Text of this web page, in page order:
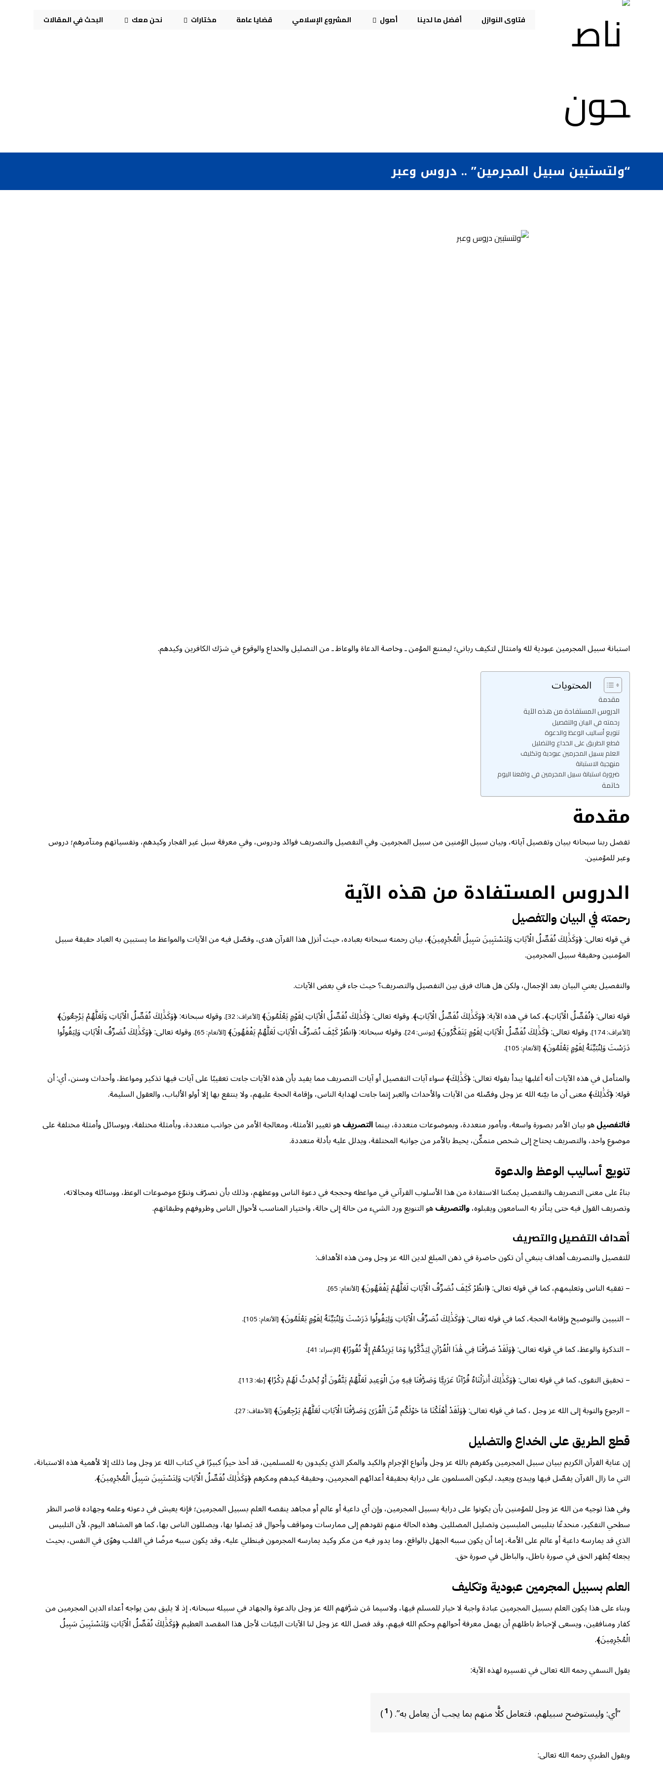
فتاوى النوازل أفضل ما لدينا أصول المشروع الإسلامي قضايا عامة مختارات نحن معك البحث في المقالات
“ولتستبين سبيل المجرمين” .. دروس وعبر
استبانة سبيل المجرمين عبودية لله وامتثال لتكيف رباني؛ ليمتنع المؤمن ـ وخاصة الدعاة والوعاظ ـ من التضليل والخداع والوقوع في شرَك الكافرين وكيدهم.
المحتويات
مقدمة
الدروس المستفادة من هذه الآية
رحمته في البيان والتفصيل
تنويع أساليب الوعظ والدعوة
قطع الطريق على الخداع والتضليل
العلم بسبيل المجرمين عبودية وتكليف
منهجية الاستبانة
ضرورة استبانة سبيل المجرمين في واقعنا اليوم
خاتمة
مقدمة
تفضل ربنا سبحانه ببيان وتفصيل آياته، وبيان سبيل الؤمنين من سبيل المجرمين. وفي التفصيل والتصريف فوائد ودروس، وفي معرفة سبل غير الفجار وكيدهم، ونفسياتهم ومتآمرهم؛ دروس
وعبر للمؤمنين.
الدروس المستفادة من هذه الآية
رحمته في البيان والتفصيل
في قوله تعالى: ﴿وَكَذَٰلِكَ نُفَصِّلُ الْآيَاتِ وَلِتَسْتَبِينَ سَبِيلُ الْمُجْرِمِينَ﴾، بيان رحمته سبحانه بعباده، حيث أنزل هذا القرآن هدى، وفصّل فيه من الآيات والمواعظ ما يستبين به العباد حقيقة سبيل
المؤمنين وحقيقة سبيل المجرمين.
والتفصيل يعني البيان بعد الإجمال، ولكن هل هناك فرق بين التفصيل والتصريف؟ حيث جاء في بعض الآيات.
قوله تعالى: ﴿نُفَصِّلُ الْآيَاتِ﴾، كما في هذه الآية: ﴿وَكَذَٰلِكَ نُفَصِّلُ الْآيَاتِ﴾. وقوله تعالى: ﴿كَذَٰلِكَ نُفَصِّلُ الْآيَاتِ لِقَوْمٍ يَعْلَمُونَ﴾[الأعراف: 32] . وقوله سبحانه: ﴿وَكَذَٰلِكَ نُفَصِّلُ الْآيَاتِ وَلَعَلَّهُمْ يَرْجِعُونَ﴾
[الأعراف: 174] . وقوله تعالى: ﴿كَذَٰلِكَ نُفَصِّلُ الْآيَاتِ لِقَوْمٍ يَتَفَكَّرُونَ﴾[يونس: 24] . وقوله سبحانه: ﴿انظُرْ كَيْفَ نُصَرِّفُ الْآيَاتِ لَعَلَّهُمْ يَفْقَهُونَ﴾[الأنعام: 65]
. وقوله تعالى: ﴿وَكَذَٰلِكَ نُصَرِّفُ الْآيَاتِ وَلِيَقُولُوا
دَرَسْتَ وَلِنُبَيِّنَهُ لِقَوْمٍ يَعْلَمُونَ﴾[الأنعام: 105]
.
والمتأمل في هذه الآيات أنه أغلبها يبدأ بقوله تعالى: ﴿كَذَٰلِكَ﴾ سواء آيات التفصيل أو آيات التصريف مما يفيد بأن هذه الآيات جاءت تعقيبًا على آيات فيها تذكير ومواعظ، وأحداث وسنن، أي: أن
قوله: ﴿كَذَٰلِكَ﴾ معنى أن ما بيّنه الله عز وجل وفصّله من الآيات والأحداث والعبر إنما جاءت لهداية الناس، وإقامة الحجة عليهم، ولا ينتفع بها إلا أولو الألباب، والعقول السليمة.
فالتفصيلهو بيان الأمر بصورة واسعة، وبأمور متعددة، وبموضوعات متعددة، بينماالتصريفهو تغيير الأمثلة، ومعالجة الأمر من جوانب متعددة، وبأمثلة مختلفة، وبوسائل وأمثلة مختلفة على
موضوع واحد، والتصريف يحتاج إلى شخص متمكِّن، يحيط بالأمر من جوانبه المختلفة، ويدلل عليه بأدلة متعددة.
تنويع أساليب الوعظ والدعوة
بناءً على معنى التصريف والتفصيل يمكننا الاستفادة من هذا الأسلوب القرآني في مواعظه وحججه في دعوة الناس ووعظهم، وذلك بأن نصرّف وننوّع موضوعات الوعظ، ووسائله ومجالاته،
وتصريف القول فيه حتى يتأثر به السامعون ويقبلوه،والتصريفهو التنويع ورد الشيء من حالة إلى حالة، واختيار المناسب لأحوال الناس وظروفهم وطبقاتهم.
أهداف التفصيل والتصريف
للتفصيل والتصريف أهداف ينبغي أن تكون حاضرة في ذهن المبلغ لدين الله عز وجل ومن هذه الأهداف:
– تفقيه الناس وتعليمهم، كما في قوله تعالى: ﴿انظُرْ كَيْفَ نُصَرِّفُ الْآيَاتِ لَعَلَّهُمْ يَفْقَهُونَ﴾[الأنعام: 65]
.
– التبيين والتوضيح وإقامة الحجة، كما في قوله تعالى: ﴿وَكَذَٰلِكَ نُصَرِّفُ الْآيَاتِ وَلِيَقُولُوا دَرَسْتَ وَلِنُبَيِّنَهُ لِقَوْمٍ يَعْلَمُونَ﴾[الأنعام: 105]
.
– التذكرة والوعظ، كما في قوله تعالى: ﴿وَلَقَدْ صَرَّفْنَا فِي هَٰذَا الْقُرْآنِ لِيَذَّكَّرُوا وَمَا يَزِيدُهُمْ إِلَّا نُفُورًا﴾[الإسراء: 41]
.
– تحقيق التقوى، كما في قوله تعالى: ﴿وَكَذَٰلِكَ أَنزَلْنَاهُ قُرْآنًا عَرَبِيًّا وَصَرَّفْنَا فِيهِ مِنَ الْوَعِيدِ لَعَلَّهُمْ يَتَّقُونَ أَوْ يُحْدِثُ لَهُمْ ذِكْرًا﴾[طه: 113]
.
– الرجوع والتوبة إلى الله عز وجل ، كما في قوله تعالى: ﴿وَلَقَدْ أَهْلَكْنَا مَا حَوْلَكُم مِّنَ الْقُرَىٰ وَصَرَّفْنَا الْآيَاتِ لَعَلَّهُمْ يَرْجِعُونَ﴾[الأحقاف: 27] .
قطع الطريق على الخداع والتضليل
إن عناية القرآن الكريم ببيان سبيل المجرمين وكفرهم بالله عز وجل وأنواع الإجرام والكيد والمكر الذي يكيدون به للمسلمين، قد أخذ حيزًا كبيرًا في كتاب الله عز وجل وما ذلك إلا لأهمية هذه الاستبانة،
التي ما زال القرآن يفصّل فيها ويبدئ ويعيد، ليكون المسلمون على دراية بحقيقة أعدائهم المجرمين، وحقيقة كيدهم ومكرهم ﴿وَكَذَٰلِكَ نُفَصِّلُ الْآيَاتِ وَلِتَسْتَبِينَ سَبِيلُ الْمُجْرِمِينَ﴾.
وفي هذا توجيه من الله عز وجل للمؤمنين بأن يكونوا على دراية بسبيل المجرمين، وإن أي داعية أو عالم أو مجاهد ينقصه العلم بسبيل المجرمين؛ فإنه يعيش في دعوته وعلمه وجهاده قاصر النظر
سطحي التفكير، منخدعًا بتلبيس الملبسين وتضليل المضللين. وهذه الحالة منهم تقودهم إلى ممارسات ومواقف وأحوال قد يَضلوا بها، ويضللون الناس بها، كما هو المشاهد اليوم، لأن التلبيس
الذي قد يمارسه داعية أو عالم على الأمة، إما أن يكون سببه الجهل بالواقع، وما يدور فيه من مكر وكيد يمارسه المجرمون فينطلي عليه، وقد يكون سببه مرضًا في القلب وهوًى في النفس، بحيث
يجعله يُظهر الحق في صورة باطل، والباطل في صورة حق.
العلم بسبيل المجرمين عبودية وتكليف
وبناء على هذا يكون العلم بسبيل المجرمين عبادة واجبة لا خيار للمسلم فيها، ولاسيما مَن شرَّفهم الله عز وجل بالدعوة والجهاد في سبيله سبحانه، إذ لا يليق بمن يواجه أعداء الدين المجرمين من
كفار ومنافقين، ويسعى لإحباط باطلهم أن يهمل معرفة أحوالهم وحكم الله فيهم، وقد فصل الله عز وجل لنا الآيات البيّنات لأجل هذا المقصد العظيم ﴿وَكَذَٰلِكَ نُفَصِّلُ الْآيَاتِ وَلِتَسْتَبِينَ سَبِيلُ
الْمُجْرِمِينَ﴾.
يقول النسفي رحمه الله تعالى في تفسيره لهذه الآية:
“أي: وليستوضح سبيلهم، فتعامل كلًّا منهم بما يجب أن يعامل به”. (1
)
ويقول الطبري رحمه الله تعالى: